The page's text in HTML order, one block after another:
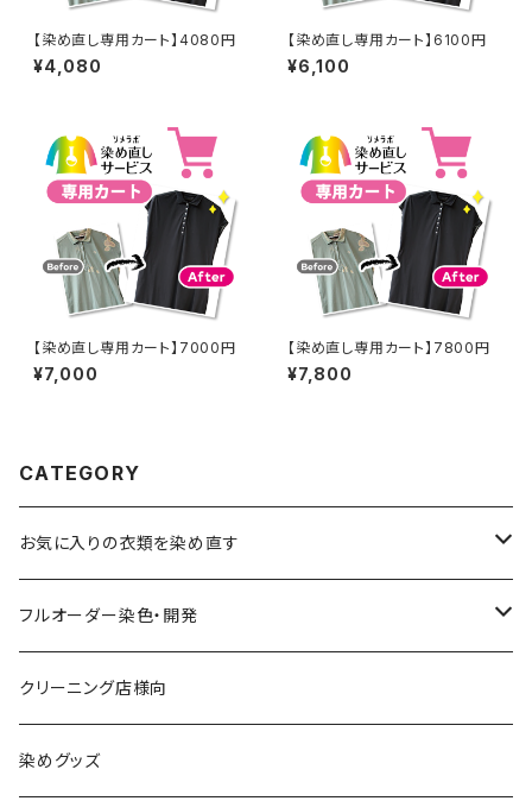
【染め直し専用カート】4080円
¥4,080
【染め直し専用カート】6100円
¥6,100
【染め直し専用カート】7000円
¥7,000
【染め直し専用カート】7800円
¥7,800
CATEGORY
お気に入りの衣類を染め直す
綿系 100%
黒染め/Black
紺染め/Navy
綿90%以上+合成繊維
黒染め/Black
綿素材+合成繊維10%以上
フルオーダー染色・開発
カラーマッチング
特殊染色
クリーニング店様向
染めグッズ